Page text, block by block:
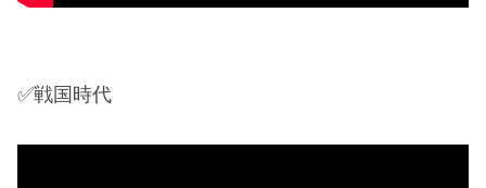
✅戦国時代